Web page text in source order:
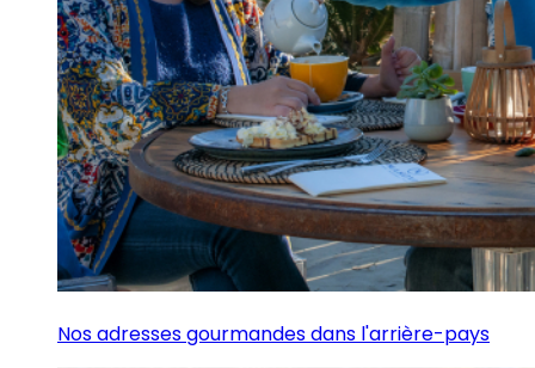
Nos adresses gourmandes dans l'arrière-pays